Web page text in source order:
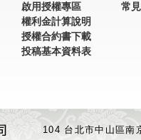
啟用授權專區
權利金計算說明
授權合約書下載
投稿基本資料表
常
104 台北市中山區